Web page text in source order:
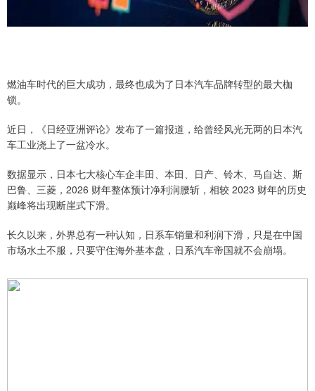
燃油车时代的巨大成功，最终也成为了日本汽车品牌转型的最大枷
锁。
近日，《日经亚洲评论》发布了一篇报道，给曾经风光无两的日本汽
车工业浇上了一盆冷水。
数据显示，日本七大核心车企丰田、本田、日产、铃木、马自达、斯
巴鲁、三菱，2026 财年整体预计净利润腰斩，相较 2023 财年的历史
巅峰将出现断崖式下滑。
长久以来，外界总有一种认知，日系车销量和利润下滑，只是在中国
市场水土不服，只要守住海外基本盘，日系汽车帝国就不会崩塌。